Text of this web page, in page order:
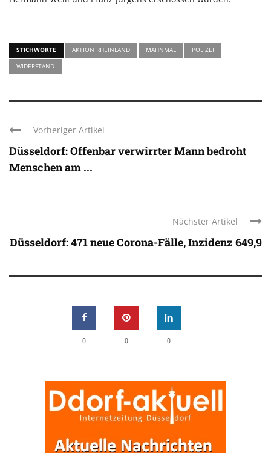
STICHWORTE AKTION RHEINLAND MAHNMAL
POLIZEI
WIDERSTAND
Vorheriger Artikel
Düsseldorf: Offenbar verwirrter Mann bedroht
Menschen am ...
Nächster Artikel
Düsseldorf: 471 neue Corona-Fälle, Inzidenz 649,9
0 0 0